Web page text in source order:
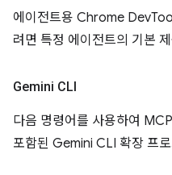
에이전트용 Chrome
려면 특정 에이전트의 기본
Gemini CLI
다음 명령어를 사용하여
포함된 Gemini CLI 확장 프